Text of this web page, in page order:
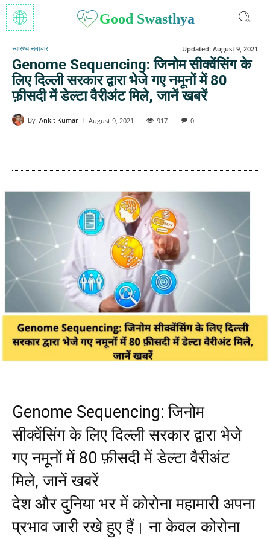
Good Swasthya
स्वास्थ्य समाचार Updated: August 9, 2021
Genome Sequencing: जिनोम सीक्वेंसिंग के
लिए दिल्ली सरकार द्वारा भेजे गए नमूनों में 80
फ़ीसदी में डेल्टा वैरीअंट मिले, जानें खबरें
By Ankit Kumar August 9, 2021 917 0
Genome Sequencing: जिनोम
सीक्वेंसिंग के लिए दिल्ली सरकार द्वारा भेजे
गए नमूनों में 80 फ़ीसदी में डेल्टा वैरीअंट
मिले, जानें खबरें
देश और दुनिया भर में कोरोना महामारी अपना
प्रभाव जारी रखे हुए हैं। ना केवल कोरोना